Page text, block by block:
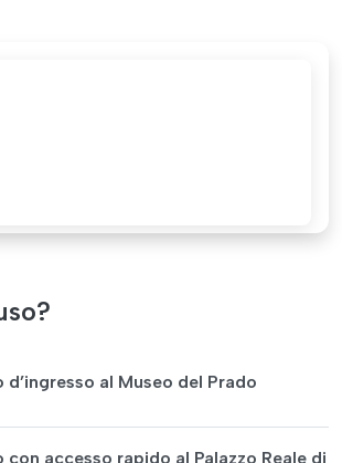
al Museo del Prado
accesso rapido al Palazzo Reale di